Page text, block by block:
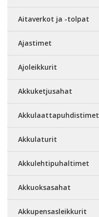
Aitaverkot ja -tolpat
Ajastimet
Ajoleikkurit
Akkuketjusahat
Akkulaattapuhdistimet
Akkulaturit
Akkulehtipuhaltimet
Akkuoksasahat
Akkupensasleikkurit